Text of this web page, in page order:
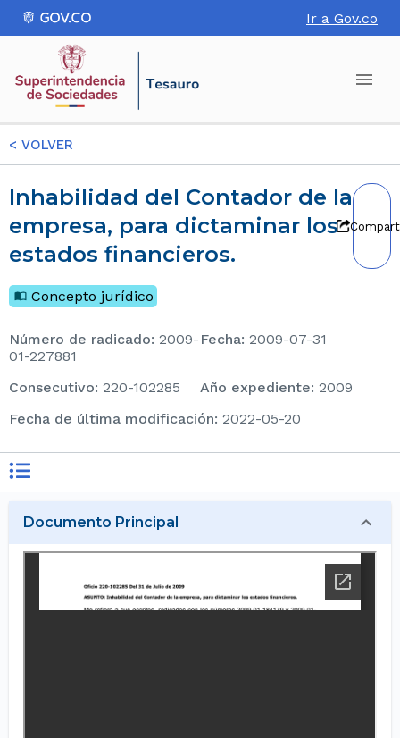
Ir a Gov.co
< VOLVER
Inhabilidad del Contador de la
empresa, para dictaminar los
estados financieros.
Concepto jurídico
Número de radicado: 2009-
01-227881
Fecha: 2009-07-31
consecutivo: 220-102285 Año expediente: 2009
Fecha de última modificación: 2022-05-20
Documento Principal